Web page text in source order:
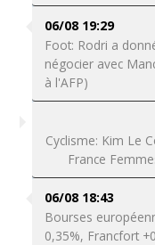
06/08 19:29
Foot: Rodri a
négocier avec
à l'AFP)
Cyclisme: Kim Le
France
06/08 18:43
Bourses
0,35%, Francfort